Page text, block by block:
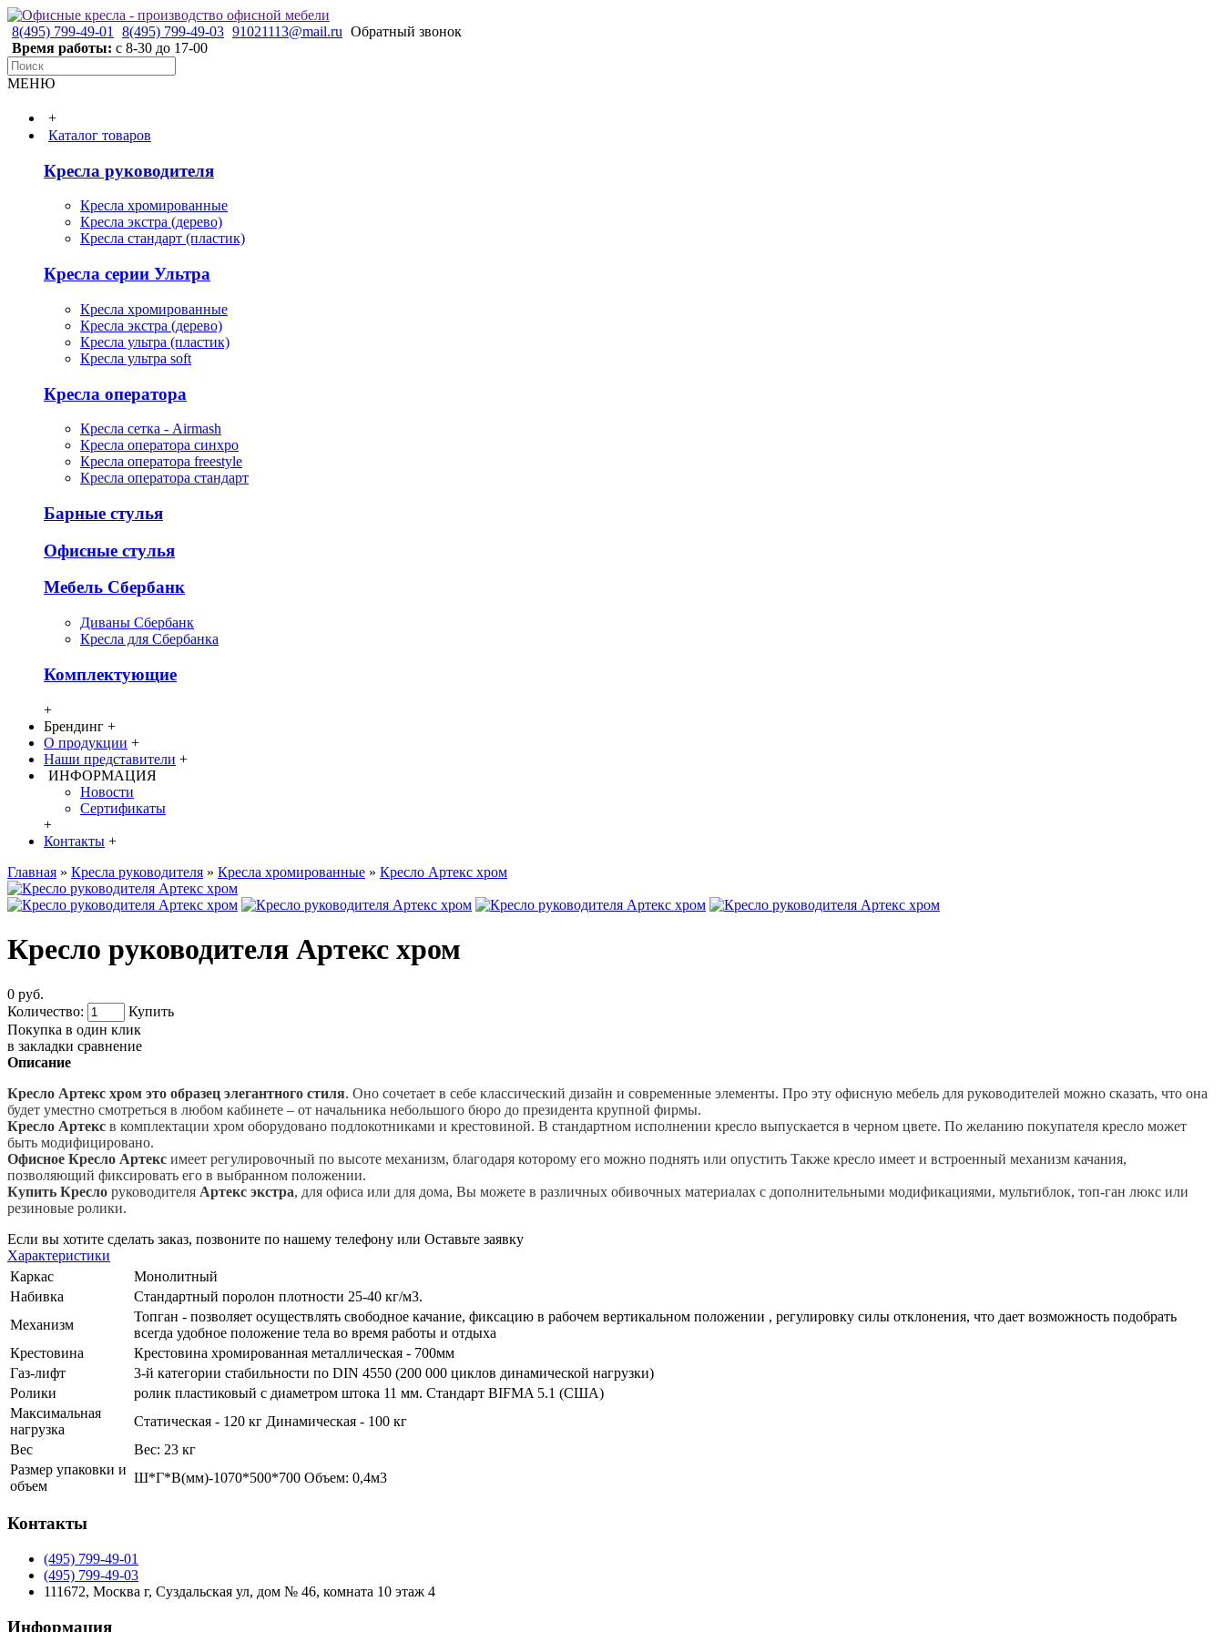
8(495) 799-49-01 8(495) 799-49-03 91021113@mail.ru Обратный звонок
Время работы: с 8-30 до 17-00
МЕНЮ
+
Каталог товаров
Кресла руководителя
Кресла хромированные
Кресла экстра (дерево)
Кресла стандарт (пластик)
Кресла серии Ультра
Кресла хромированные
Кресла экстра (дерево)
Кресла ультра (пластик)
Кресла ультра soft
Кресла оператора
Кресла сетка - Airmash
Кресла оператора синхро
Кресла оператора freestyle
Кресла оператора стандарт
Барные стулья
Офисные стулья
Мебель Сбербанк
Диваны Сбербанк
Кресла для Сбербанка
Комплектующие
+
Брендинг +
О продукции +
Наши представители +
ИНФОРМАЦИЯ
Новости
Сертификаты
+
Контакты +
Главная » Кресла руководителя » Кресла хромированные » Кресло Артекс хром
Кресло руководителя Артекс хром
0 руб.
Количество:
Купить
Покупка в один клик
в закладки сравнение
Описание
Кресло Артекс хром это образец элегантного стиля. Оно сочетает в себе классический дизайн и современные элементы. Про эту офисную мебель для руководителей можно сказать, что она
будет уместно смотреться в любом кабинете – от начальника небольшого бюро до президента крупной фирмы.
Кресло Артекс в комплектации хром оборудовано подлокотниками и крестовиной. В стандартном исполнении кресло выпускается в черном цвете. По желанию покупателя кресло может
быть модифицировано.
Офисное Кресло Артекс имеет регулировочный по высоте механизм, благодаря которому его можно поднять или опустить Также кресло имеет и встроенный механизм качания,
позволяющий фиксировать его в выбранном положении.
Купить Кресло руководителя Артекс экстра, для офиса или для дома, Вы можете в различных обивочных материалах с дополнительными модификациями, мультиблок, топ-ган люкс или
резиновые ролики.
Если вы хотите сделать заказ, позвоните по нашему телефону или Оставьте заявку
Характеристики
Каркас
Монолитный
Набивка
Стандартный поролон плотности 25-40 кг/м3.
Механизм
Топган - позволяет осуществлять свободное качание, фиксацию в рабочем вертикальном положении , регулировку силы отклонения, что дает возможность подобрать
всегда удобное положение тела во время работы и отдыха
Крестовина
Крестовина хромированная металлическая - 700мм
Газ-лифт
3-й категории стабильности по DIN 4550 (200 000 циклов динамической нагрузки)
Ролики
ролик пластиковый с диаметром штока 11 мм. Стандарт BIFMA 5.1 (США)
Максимальная
нагрузка
Статическая - 120 кг Динамическая - 100 кг
Вес
Вес: 23 кг
Размер упаковки и
объем
Ш*Г*В(мм)-1070*500*700 Объем: 0,4м3
Контакты
(495) 799-49-01
(495) 799-49-03
111672, Москва г, Суздальская ул, дом № 46, комната 10 этаж 4
Информация